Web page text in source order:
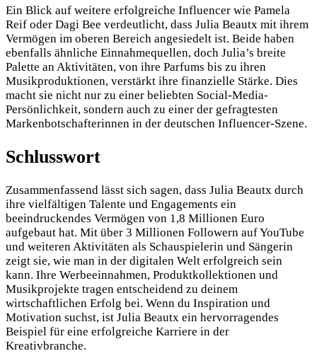
Ein Blick auf weitere erfolgreiche Influencer wie Pamela
Reif oder Dagi Bee verdeutlicht, dass Julia Beautx mit ihrem
Vermögen im oberen Bereich angesiedelt ist. Beide haben
ebenfalls ähnliche Einnahmequellen, doch Julia’s breite
Palette an Aktivitäten, von ihre Parfums bis zu ihren
Musikproduktionen, verstärkt ihre finanzielle Stärke. Dies
macht sie nicht nur zu einer beliebten Social-Media-
Persönlichkeit, sondern auch zu einer der gefragtesten
Markenbotschafterinnen in der deutschen Influencer-Szene.
Schlusswort
Zusammenfassend lässt sich sagen, dass Julia Beautx durch
ihre vielfältigen Talente und Engagements ein
beeindruckendes Vermögen von 1,8 Millionen Euro
aufgebaut hat. Mit über 3 Millionen Followern auf YouTube
und weiteren Aktivitäten als Schauspielerin und Sängerin
zeigt sie, wie man in der digitalen Welt erfolgreich sein
kann. Ihre Werbeeinnahmen, Produktkollektionen und
Musikprojekte tragen entscheidend zu deinem
wirtschaftlichen Erfolg bei. Wenn du Inspiration und
Motivation suchst, ist Julia Beautx ein hervorragendes
Beispiel für eine erfolgreiche Karriere in der
Kreativbranche.